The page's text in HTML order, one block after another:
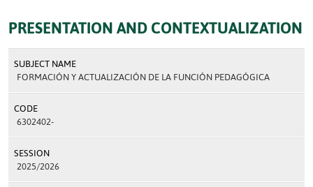
PRESENTATION AND CONTEXTUALIZATION
SUBJECT NAME
FORMACIÓN Y ACTUALIZACIÓN DE LA FUNCIÓN PEDAGÓGICA
CODE
6302402-
SESSION
2025/2026